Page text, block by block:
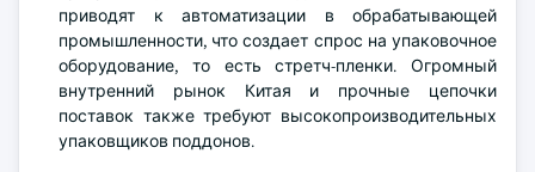
приводят к автоматизации в обрабатывающей
промышленности, что создает спрос на упаковочное
оборудование, то есть стретч-пленки. Огромный
внутренний рынок Китая и прочные цепочки
поставок также требуют высокопроизводительных
упаковщиков поддонов.